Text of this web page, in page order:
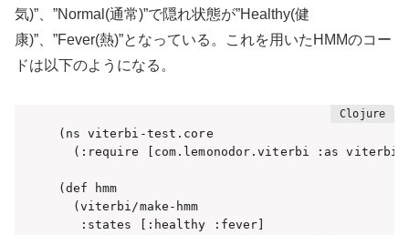
気)”、”Normal(通常)”で隠れ状態が”Healthy(健
康)”、”Fever(熱)”となっている。これを用いたHMMのコー
ドは以下のようになる。
(ns viterbi-test.core
(:require [com.lemonodor.viterbi :as
(def hmm
  (viterbi/make-hmm
   :states [:healthy :fever]